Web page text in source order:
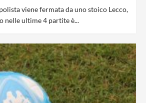
viene fermata da uno stoico Lecco,
nelle ultime 4 partite è...